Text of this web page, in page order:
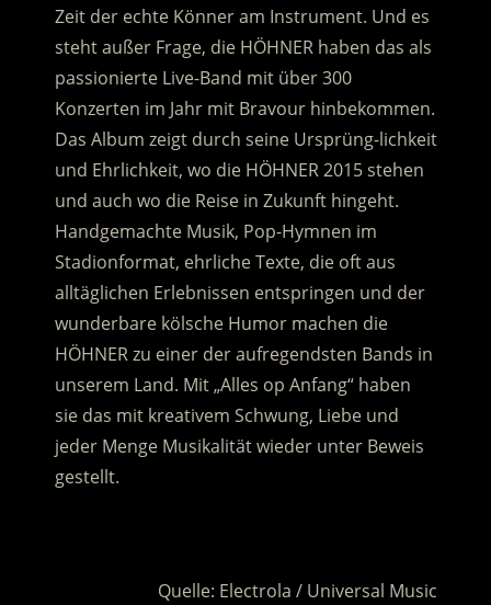
Zeit der echte Könner am Instrument. Und es
steht außer Frage, die HÖHNER haben das als
passionierte Live-Band mit über 300
Konzerten im Jahr mit Bravour hinbekommen.
Das Album zeigt durch seine Ursprüng-lichkeit
und Ehrlichkeit, wo die HÖHNER 2015 stehen
und auch wo die Reise in Zukunft hingeht.
Handgemachte Musik, Pop-Hymnen im
Stadionformat, ehrliche Texte, die oft aus
alltäglichen Erlebnissen entspringen und der
wunderbare kölsche Humor machen die
HÖHNER zu einer der aufregendsten Bands in
unserem Land. Mit „Alles op Anfang“ haben
sie das mit kreativem Schwung, Liebe und
jeder Menge Musikalität wieder unter Beweis
gestellt.
Quelle: Electrola / Universal Music